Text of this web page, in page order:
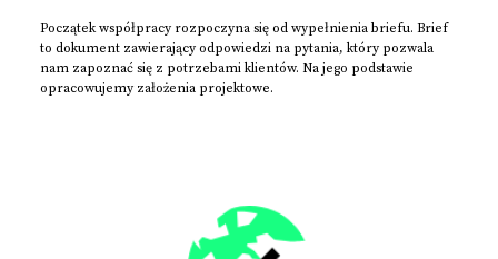
Początek współpracy rozpoczyna się od wypełnienia briefu. Brief
to dokument zawierający odpowiedzi na pytania, który pozwala
nam zapoznać się z potrzebami klientów. Na jego podstawie
opracowujemy założenia projektowe.